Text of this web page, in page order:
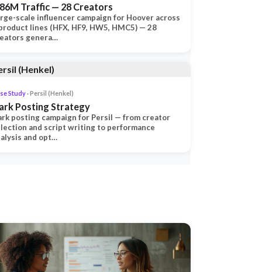
Traffic — 28 Creators
scale influencer campaign for Hoover across
lines (HFX, HF9, HW5, HMC5) — 28
genera…
Study· Persil (Henkel)
Posting Strategy
posting campaign for Persil — from creator
and script writing to performance
and opt…